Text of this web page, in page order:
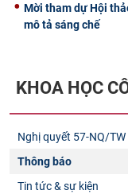
Mời tham dự Hội
mô tả sáng chế
KHOA HỌC
Nghị quyết 57-NQ/TW
Thông báo
Tin tức & sự kiện